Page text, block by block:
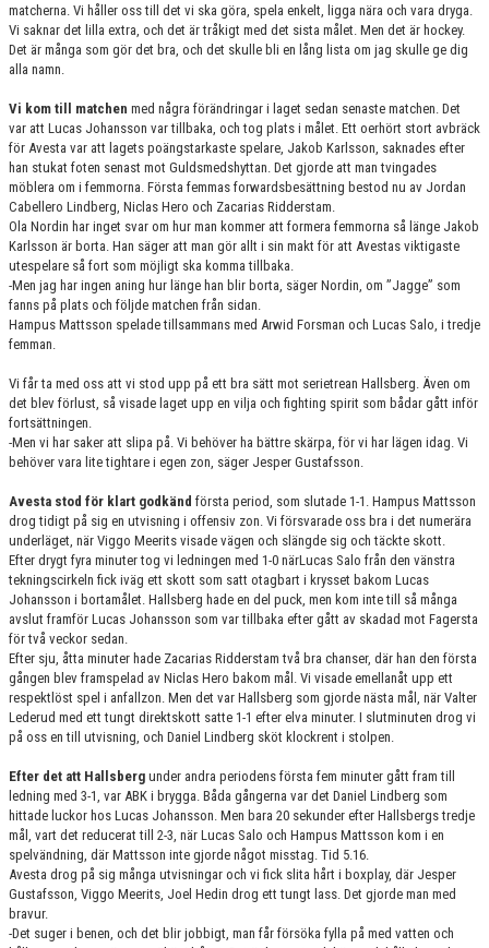
matcherna. Vi håller oss till det vi ska göra, spela enkelt, ligga nära och vara dryga.
Vi saknar det lilla extra, och det är tråkigt med det sista målet. Men det är hockey.
Det är många som gör det bra, och det skulle bli en lång lista om jag skulle ge dig
alla namn.
Vi kom till matchen med några förändringar i laget sedan senaste matchen. Det
var att Lucas Johansson var tillbaka, och tog plats i målet. Ett oerhört stort avbräck
för Avesta var att lagets poängstarkaste spelare, Jakob Karlsson, saknades efter
han stukat foten senast mot Guldsmedshyttan. Det gjorde att man tvingades
möblera om i femmorna. Första femmas forwardsbesättning bestod nu av Jordan
Cabellero Lindberg, Niclas Hero och Zacarias Ridderstam.
Ola Nordin har inget svar om hur man kommer att formera femmorna så länge Jakob
Karlsson är borta. Han säger att man gör allt i sin makt för att Avestas viktigaste
utespelare så fort som möjligt ska komma tillbaka.
-Men jag har ingen aning hur länge han blir borta, säger Nordin, om ”Jagge” som
fanns på plats och följde matchen från sidan.
Hampus Mattsson spelade tillsammans med Arwid Forsman och Lucas Salo, i tredje
femman.
Vi får ta med oss att vi stod upp på ett bra sätt mot serietrean Hallsberg. Även om
det blev förlust, så visade laget upp en vilja och fighting spirit som bådar gått inför
fortsättningen.
-Men vi har saker att slipa på. Vi behöver ha bättre skärpa, för vi har lägen idag. Vi
behöver vara lite tightare i egen zon, säger Jesper Gustafsson.
Avesta stod för klart godkänd första period, som slutade 1-1. Hampus Mattsson
drog tidigt på sig en utvisning i offensiv zon. Vi försvarade oss bra i det numerära
underläget, när Viggo Meerits visade vägen och slängde sig och täckte skott.
Efter drygt fyra minuter tog vi ledningen med 1-0 närLucas Salo från den vänstra
tekningscirkeln fick iväg ett skott som satt otagbart i krysset bakom Lucas
Johansson i bortamålet. Hallsberg hade en del puck, men kom inte till så många
avslut framför Lucas Johansson som var tillbaka efter gått av skadad mot Fagersta
för två veckor sedan.
Efter sju, åtta minuter hade Zacarias Ridderstam två bra chanser, där han den första
gången blev framspelad av Niclas Hero bakom mål. Vi visade emellanåt upp ett
respektlöst spel i anfallzon. Men det var Hallsberg som gjorde nästa mål, när Valter
Lederud med ett tungt direktskott satte 1-1 efter elva minuter. I slutminuten drog vi
på oss en till utvisning, och Daniel Lindberg sköt klockrent i stolpen.
Efter det att Hallsberg under andra periodens första fem minuter gått fram till
ledning med 3-1, var ABK i brygga. Båda gångerna var det Daniel Lindberg som
hittade luckor hos Lucas Johansson. Men bara 20 sekunder efter Hallsbergs tredje
mål, vart det reducerat till 2-3, när Lucas Salo och Hampus Mattsson kom i en
spelvändning, där Mattsson inte gjorde något misstag. Tid 5.16.
Avesta drog på sig många utvisningar och vi fick slita hårt i boxplay, där Jesper
Gustafsson, Viggo Meerits, Joel Hedin drog ett tungt lass. Det gjorde man med
bravur.
-Det suger i benen, och det blir jobbigt, man får försöka fylla på med vatten och